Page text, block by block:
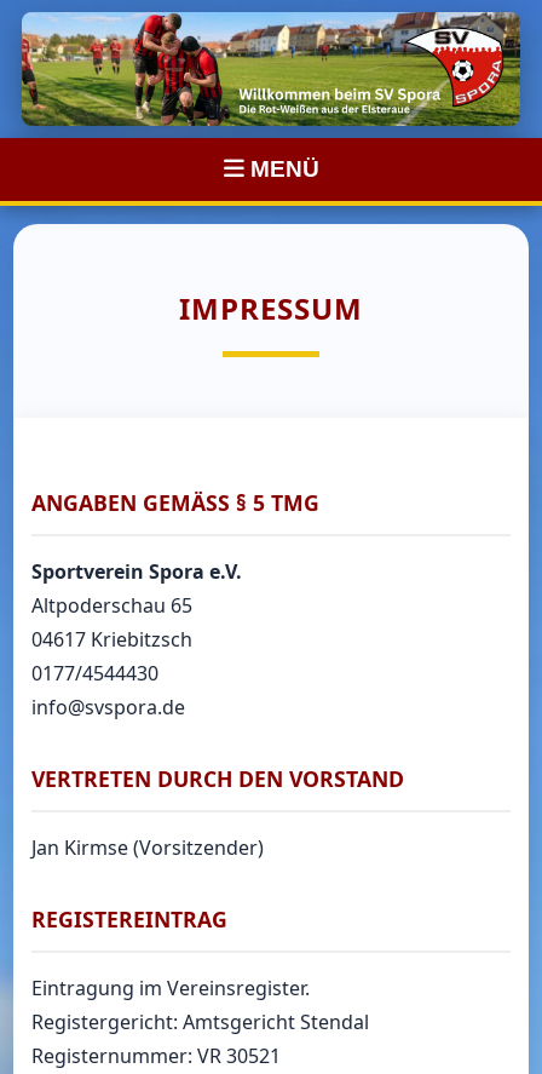
MENÜ
IMPRESSUM
ANGABEN GEMÄSS § 5 TMG
Sportverein Spora e.V.
Altpoderschau 65
04617 Kriebitzsch
0177/4544430
info@svspora.de
VERTRETEN DURCH DEN VORSTAND
Jan Kirmse (Vorsitzender)
REGISTEREINTRAG
Eintragung im Vereinsregister.
Registergericht: Amtsgericht Stendal
Registernummer: VR 30521